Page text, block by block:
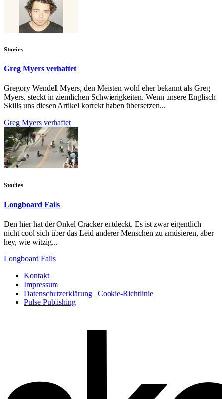
Stories
Greg Myers verhaftet
Gregory Wendell Myers, den Meisten wohl eher bekannt als Greg
Myers, steckt in ziemlichen Schwierigkeiten. Wenn unsere Englisch
Skills uns diesen Artikel korrekt haben übersetzen...
Greg Myers verhaftet
Stories
Longboard Fails
Den hier hat der Onkel Cracker entdeckt. Es ist zwar eigentlich
nicht cool sich über das Leid anderer Menschen zu amüsieren, aber
hey, wie witzig...
Longboard Fails
Kontakt
Impressum
Datenschutzerklärung | Cookie-Richtlinie
Pulse Publishing